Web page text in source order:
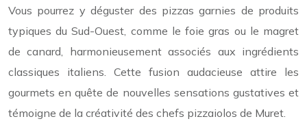
Vous pourrez y déguster des pizzas garnies de produits
typiques du Sud-Ouest, comme le foie gras ou le magret
de canard, harmonieusement associés aux ingrédients
classiques italiens. Cette fusion audacieuse attire les
gourmets en quête de nouvelles sensations gustatives et
témoigne de la créativité des chefs pizzaiolos de Muret.